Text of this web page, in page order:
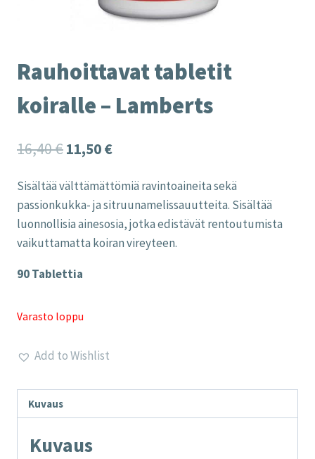
Rauhoittavat tabletit
koiralle – Lamberts
16,40€Alkuperäinen
oli:
16,40 €.
11,50€Nykyinen
on:
11,50 €.
Sisältää välttämättömiä ravintoaineita sekä
passionkukka- ja sitruunamelissauutteita. Sisältää
luonnollisia ainesosia, jotka edistävät rentoutumista
vaikuttamatta koiran vireyteen.
90 Tablettia
Varasto loppu
Add to Wishlist
Kuvaus
Kuvaus